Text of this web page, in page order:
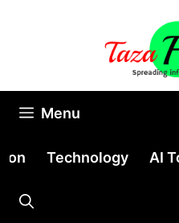
Menu
Technology AI